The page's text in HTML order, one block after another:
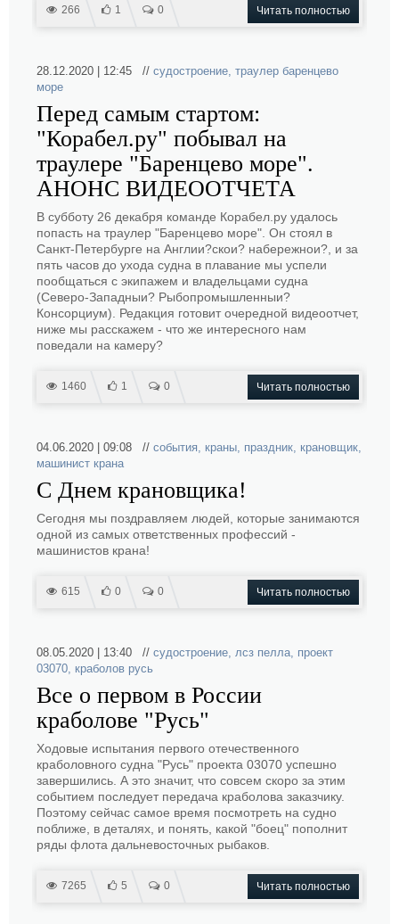
266 1 0 Читать полностью
28.12.2020 | 12:45 // судостроение, траулер баренцево
море
Перед самым стартом:
"Корабел.ру" побывал на
траулере "Баренцево море".
АНОНС ВИДЕООТЧЕТА
В субботу 26 декабря команде Корабел.ру удалось
попасть на траулер "Баренцево море". Он стоял в
Санкт-Петербурге на Англии?скои? набережнои?, и за
пять часов до ухода судна в плавание мы успели
пообщаться с экипажем и владельцами судна
(Северо-Западныи? Рыбопромышленныи?
Консорциум). Редакция готовит очередной видеоотчет,
ниже мы расскажем - что же интересного нам
поведали на камеру?
1460 1 0 Читать полностью
04.06.2020 | 09:08 // события, краны, праздник, крановщик,
машинист крана
С Днем крановщика!
Сегодня мы поздравляем людей, которые занимаются
одной из самых ответственных профессий -
машинистов крана!
615 0 0 Читать полностью
08.05.2020 | 13:40 // судостроение, лсз пелла, проект
03070, краболов русь
Все о первом в России
краболове "Русь"
Ходовые испытания первого отечественного
краболовного судна "Русь" проекта 03070 успешно
завершились. А это значит, что совсем скоро за этим
событием последует передача краболова заказчику.
Поэтому сейчас самое время посмотреть на судно
поближе, в деталях, и понять, какой "боец" пополнит
ряды флота дальневосточных рыбаков.
7265 5 0 Читать полностью